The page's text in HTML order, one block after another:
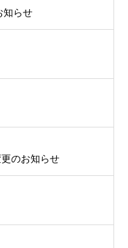
知らせ
のお知らせ